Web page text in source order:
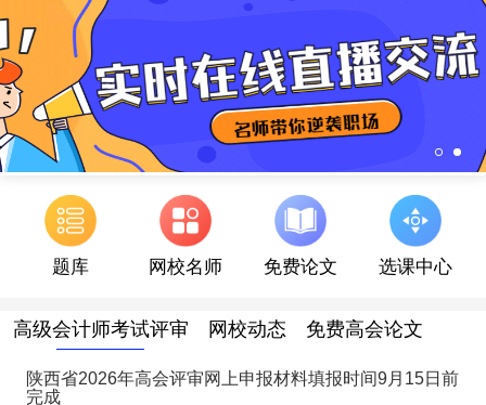
题库 网校名师 免费论文 选课中心
高级会计师考试评审 网校动态 免费高会论文
陕西省2026年高会评审网上申报材料填报时间9月15日前
完成